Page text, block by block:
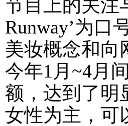
节目上的关注
Runway’为口
美妆概念和向
今年1月~4月
额，达到了明
女性为主，可